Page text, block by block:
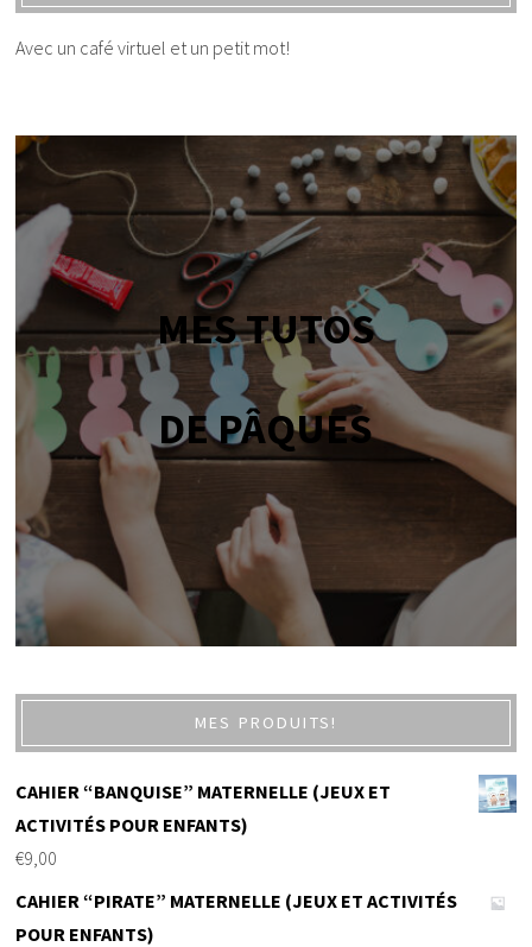
Avec un café virtuel et un petit mot!
MES TUTOS
DE PÂQUES
MES PRODUITS!
CAHIER “BANQUISE” MATERNELLE (JEUX ET
ACTIVITÉS POUR ENFANTS)
€9,00
CAHIER “PIRATE” MATERNELLE (JEUX ET ACTIVITÉS
POUR ENFANTS)